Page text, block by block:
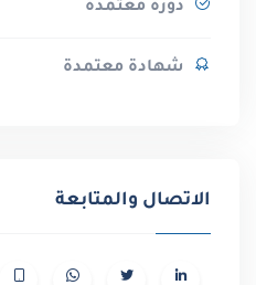
دورة معتمدة
شهادة معتمدة
الاتصال والمتابعة